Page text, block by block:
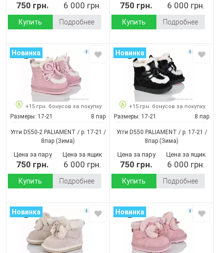
750 грн. 6 000 грн.
Купить Подробнее
750 грн. 6 000 грн.
Купить Подробнее
Новинка
+15 грн. бонусов за покупку
Размеры: 17-21 8 пар
Угги D550-2 PALIAMENT / p. 17-21 /
8пар (Зима)
Цена за пару
750 грн.
Цена за ящик
6 000 грн.
Купить Подробнее
Новинка
+15 грн. бонусов за покупку
Размеры: 17-21 8 пар
Угги D550 PALIAMENT / p. 17-21 /
8пар (Зима)
Цена за пару
750 грн.
Цена за ящик
6 000 грн.
Купить Подробнее
Новинка Новинка